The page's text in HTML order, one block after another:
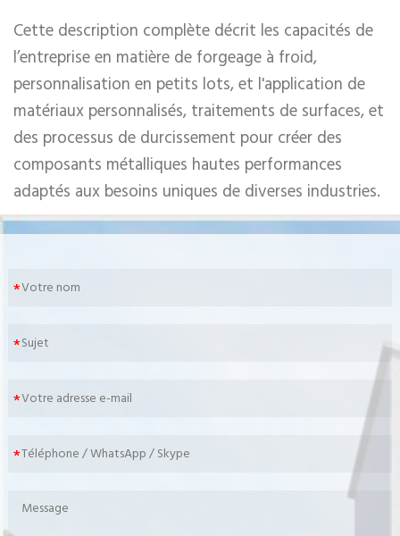
Cette description complète décrit les capacités de
l’entreprise en matière de forgeage à froid,
personnalisation en petits lots, et l'application de
matériaux personnalisés, traitements de surfaces, et
des processus de durcissement pour créer des
composants métalliques hautes performances
adaptés aux besoins uniques de diverses industries.